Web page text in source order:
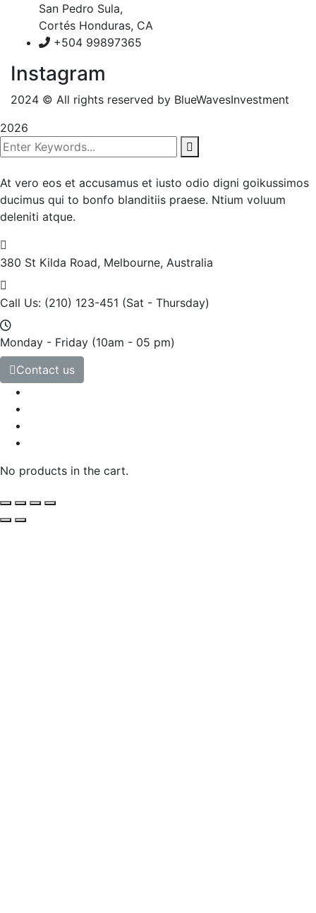
San Pedro Sula,
Cortés Honduras, CA
+504 99897365
Instagram
2024 © All rights reserved by BlueWavesInvestment
2026
At vero eos et accusamus et iusto odio digni goikussimos
ducimus qui to bonfo blanditiis praese. Ntium voluum
deleniti atque.
380 St Kilda Road, Melbourne, Australia
Call Us: (210) 123-451 (Sat - Thursday)
Monday - Friday (10am - 05 pm)
Contact us
No products in the cart.